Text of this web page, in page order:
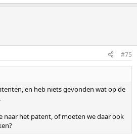
#75
en heb niets gevonden wat op de
naar het patent, of moeten we daar ook